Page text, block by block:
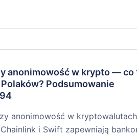
anonimowość w krypto — co
Podsumowanie
anonimowość w
i Swift zapewniają